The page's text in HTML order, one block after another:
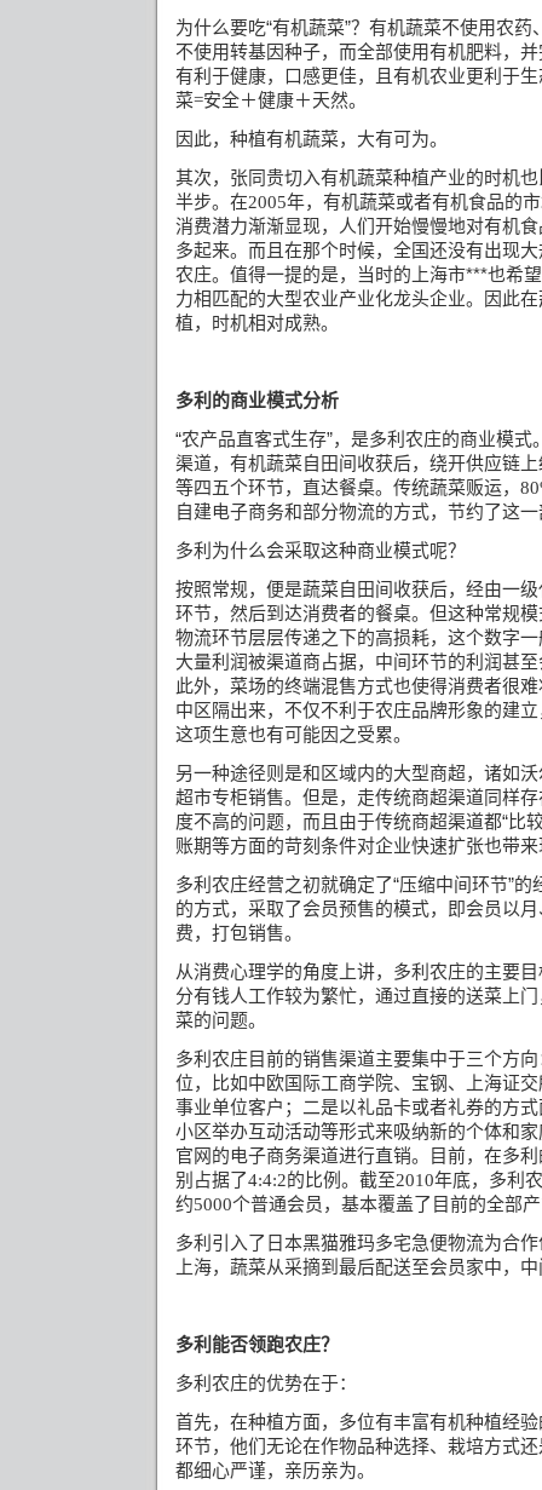
为什么要吃“有机蔬菜”？有机蔬菜不使用农
不使用转基因种子，而全部使用有机肥料，
有利于健康，口感更佳，且有机农业更利于
菜=安全＋健康＋天然。
因此，种植有机蔬菜，大有可为。
其次，张同贵切入有机蔬菜种植产业的时机
半步。在2005年，有机蔬菜或者有机食品的
消费潜力渐渐显现，人们开始慢慢地对有机
多起来。而且在那个时候，全国还没有出现
农庄。值得一提的是，当时的上海市***也希
力相匹配的大型农业产业化龙头企业。因此
植，时机相对成熟。
多利的商业模式分析
“农产品直客式生存”，是多利农庄的商业模
渠道，有机蔬菜自田间收获后，绕开供应链
等四五个环节，直达餐桌。传统蔬菜贩运，
自建电子商务和部分物流的方式，节约了这
多利为什么会采取这种商业模式呢？
按照常规，便是蔬菜自田间收获后，经由一
环节，然后到达消费者的餐桌。但这种常规
物流环节层层传递之下的高损耗，这个数字
大量利润被渠道商占据，中间环节的利润甚
此外，菜场的终端混售方式也使得消费者很
中区隔出来，不仅不利于农庄品牌形象的建
这项生意也有可能因之受累。
另一种途径则是和区域内的大型商超，诸如
超市专柜销售。但是，走传统商超渠道同样
度不高的问题，而且由于传统商超渠道都“比
账期等方面的苛刻条件对企业快速扩张也带
多利农庄经营之初就确定了“压缩中间环节”
的方式，采取了会员预售的模式，即会员以
费，打包销售。
从消费心理学的角度上讲，多利农庄的主要
分有钱人工作较为繁忙，通过直接的送菜上
菜的问题。
多利农庄目前的销售渠道主要集中于三个方
位，比如中欧国际工商学院、宝钢、上海证
事业单位客户；二是以礼品卡或者礼券的方
小区举办互动活动等形式来吸纳新的个体和
官网的电子商务渠道进行直销。目前，在多
别占据了4:4:2的比例。截至2010年底，多利
约5000个普通会员，基本覆盖了目前的全部
多利引入了日本黑猫雅玛多宅急便物流为合
上海，蔬菜从采摘到最后配送至会员家中，
多利能否领跑农庄？
多利农庄的优势在于：
首先，在种植方面，多位有丰富有机种植经
环节，他们无论在作物品种选择、栽培方式
都细心严谨，亲历亲为。